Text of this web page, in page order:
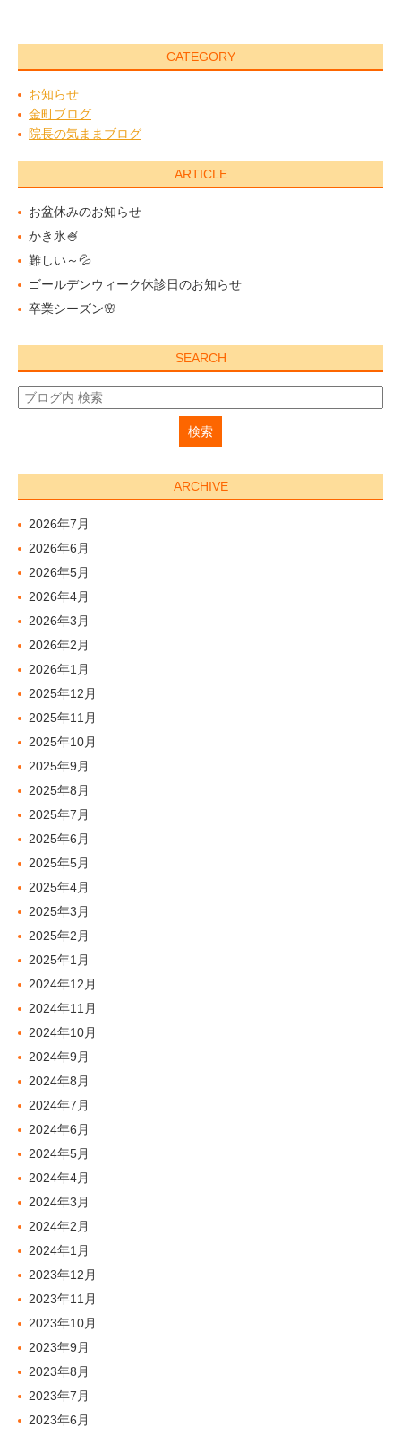
CATEGORY
お知らせ
金町ブログ
院長の気ままブログ
ARTICLE
お盆休みのお知らせ
かき氷🍧
難しい～💦
ゴールデンウィーク休診日のお知らせ
卒業シーズン🌸
SEARCH
ARCHIVE
2026年7月
2026年6月
2026年5月
2026年4月
2026年3月
2026年2月
2026年1月
2025年12月
2025年11月
2025年10月
2025年9月
2025年8月
2025年7月
2025年6月
2025年5月
2025年4月
2025年3月
2025年2月
2025年1月
2024年12月
2024年11月
2024年10月
2024年9月
2024年8月
2024年7月
2024年6月
2024年5月
2024年4月
2024年3月
2024年2月
2024年1月
2023年12月
2023年11月
2023年10月
2023年9月
2023年8月
2023年7月
2023年6月